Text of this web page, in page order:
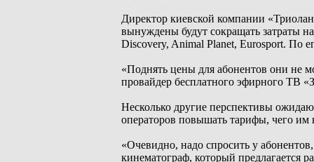
Директор киевской компании
вынуждены будут сокращать затраты
Discovery, Animal Planet, Eurosport. По
«Поднять цены для абонентов они не
провайдер бесплатного эфирного ТВ
Несколько другие перспективы
операторов повышать тарифы, чего им
«Очевидно, надо спросить у
кинематограф, который предлагается